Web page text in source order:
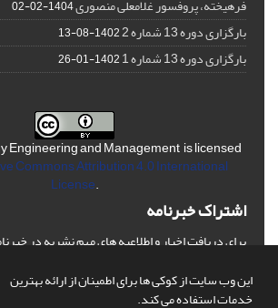
این وب سایت از کوکی ها برای اطمینان از ارائه بهترین
خدمات استفاده می کند.
فرهیخته، پروفسور غلامعلی منصوری1404-02-02
بارگزاری دوره 13 شماره 2 1402-08-13
بارگزاری دوره 13 شماره 1 1402-01-26
Engineering and Management is licensed
Commons Attribution 4.0 International
License.
اشتراک خبرنامه
برای دریافت اخبار و اطلاعیه های مهم نشریه در